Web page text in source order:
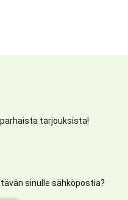
tarjouksista!
sinulle sähköpostia?